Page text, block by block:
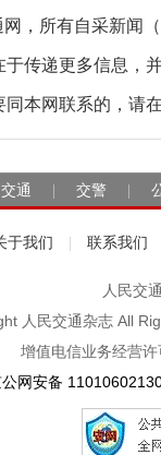
网，所有自采新
传递更多信息，
本网联系的，请
交通 交警
于我们 联系我们
人民交
人民交通杂志 All
增值电信业务经营
网安备